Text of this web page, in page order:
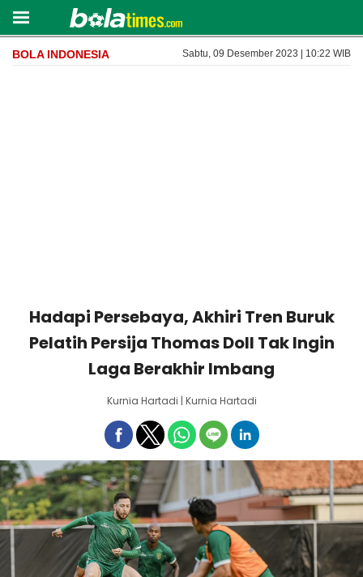
BOLA INDONESIA Sabtu, 09 Desember 2023 | 10:22 WIB
Hadapi Persebaya, Akhiri Tren Buruk
Pelatih Persija Thomas Doll Tak Ingin
Laga Berakhir Imbang
Kurnia Hartadi | Kurnia Hartadi